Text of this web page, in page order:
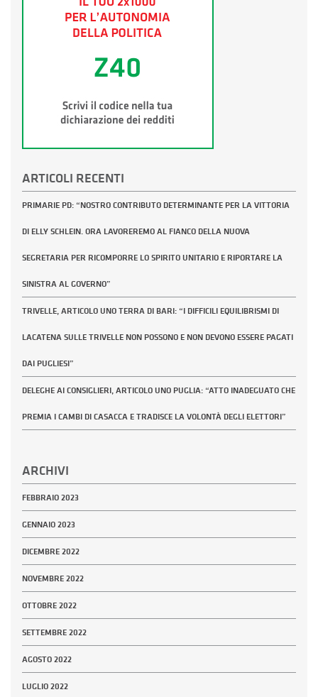
ARTICOLI RECENTI
PRIMARIE PD: “NOSTRO CONTRIBUTO DETERMINANTE PER LA VITTORIA
DI ELLY SCHLEIN. ORA LAVOREREMO AL FIANCO DELLA NUOVA
SEGRETARIA PER RICOMPORRE LO SPIRITO UNITARIO E RIPORTARE LA
SINISTRA AL GOVERNO”
TRIVELLE, ARTICOLO UNO TERRA DI BARI: “I DIFFICILI EQUILIBRISMI DI
LACATENA SULLE TRIVELLE NON POSSONO E NON DEVONO ESSERE PAGATI
DAI PUGLIESI”
DELEGHE AI CONSIGLIERI, ARTICOLO UNO PUGLIA: “ATTO INADEGUATO CHE
PREMIA I CAMBI DI CASACCA E TRADISCE LA VOLONTÀ DEGLI ELETTORI”
ARCHIVI
FEBBRAIO 2023
GENNAIO 2023
DICEMBRE 2022
NOVEMBRE 2022
OTTOBRE 2022
SETTEMBRE 2022
AGOSTO 2022
LUGLIO 2022